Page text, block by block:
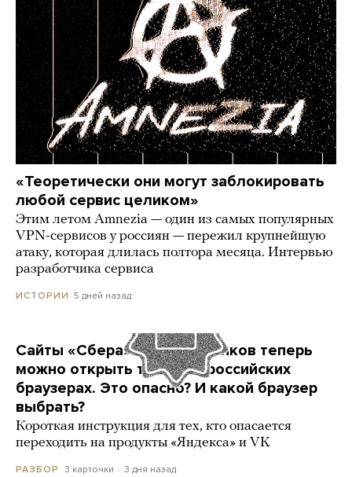
«Теоретически они могут заблокировать
любой сервис целиком»
Этим летом Amnezia — один из самых популярных
VPN-сервисов у россиян — пережил крупнейшую
атаку, которая длилась полтора месяца. Интервью
разработчика сервиса
ИСТОРИИ 5 дней назад
Сайты «Сбера» и других банков теперь
можно открыть только в российских
браузерах. Это опасно? И какой браузер
выбрать?
Короткая инструкция для тех, кто опасается
переходить на продукты «Яндекса» и VK
РАЗБОР 3 карточки 3 дня назад